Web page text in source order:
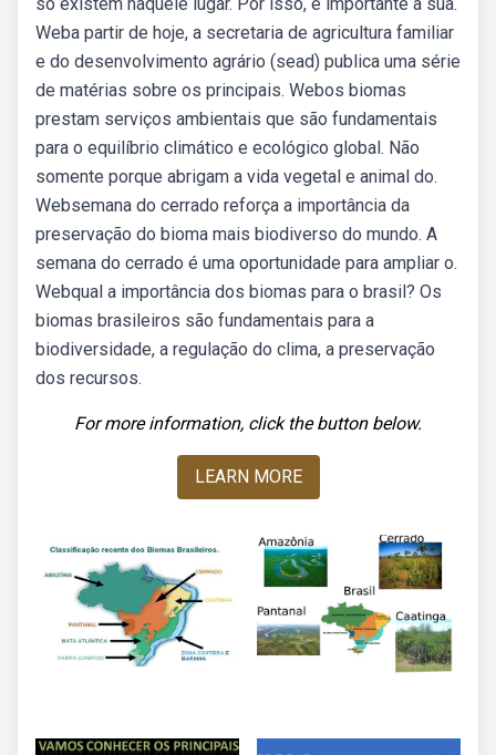
Weba partir de hoje, a secretaria de agricultura familiar
e do desenvolvimento agrário (sead) publica uma série
de matérias sobre os principais. Webos biomas
prestam serviços ambientais que são fundamentais
para o equilíbrio climático e ecológico global. Não
somente porque abrigam a vida vegetal e animal do.
Websemana do cerrado reforça a importância da
preservação do bioma mais biodiverso do mundo. A
semana do cerrado é uma oportunidade para ampliar o.
Webqual a importância dos biomas para o brasil? Os
biomas brasileiros são fundamentais para a
biodiversidade, a regulação do clima, a preservação
dos recursos.
For more information, click the button below.
LEARN MORE